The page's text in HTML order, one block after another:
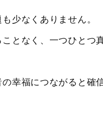
少なくありません。
となく、一つひとつ
幸福につながると確